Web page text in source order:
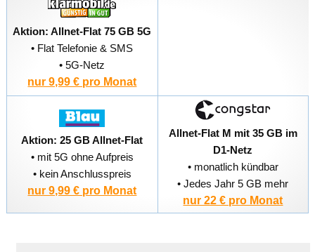
Aktion: Allnet-Flat 75 GB 5G
• Flat Telefonie & SMS
• 5G-Netz
nur 9,99 € pro Monat
Aktion: 25 GB Allnet-Flat
• mit 5G ohne Aufpreis
• kein Anschlusspreis
nur 9,99 € pro Monat
Allnet-Flat M mit 35 GB im
D1-Netz
• monatlich kündbar
• Jedes Jahr 5 GB mehr
nur 22 € pro Monat